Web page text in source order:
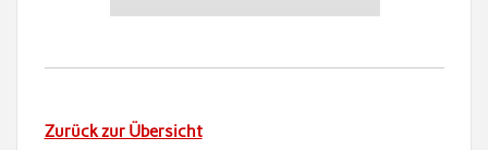
Zurück zur Übersicht